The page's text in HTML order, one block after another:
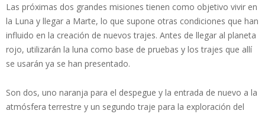
Las próximas dos grandes misiones tienen como objetivo vivir en
la Luna y llegar a Marte, lo que supone otras condiciones que han
influido en la creación de nuevos trajes. Antes de llegar al planeta
rojo, utilizarán la luna como base de pruebas y los trajes que allí
se usarán ya se han presentado.
Son dos, uno naranja para el despegue y la entrada de nuevo a la
atmósfera terrestre y un segundo traje para la exploración del